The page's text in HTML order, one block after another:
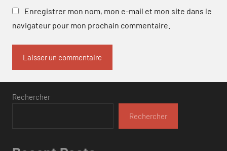
Enregistrer mon nom, mon e-mail et mon site dans le
navigateur pour mon prochain commentaire.
Rechercher
Rechercher